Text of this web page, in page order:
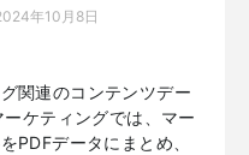
年10月8日
関連のコンテンツデー
ケティングでは、マー
PDFデータにまとめ、